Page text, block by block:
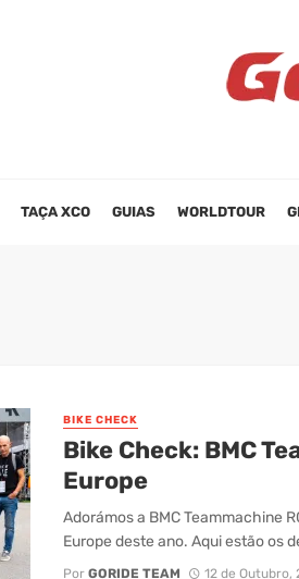
TAÇA XCO GUIAS WORLDTOUR
BIKE CHECK
Bike Check: BMC
Europe
Adorámos a BMC Teammachine
Europe deste ano. Aqui estão os
Por GORIDE TEAM 12 de Outubro,